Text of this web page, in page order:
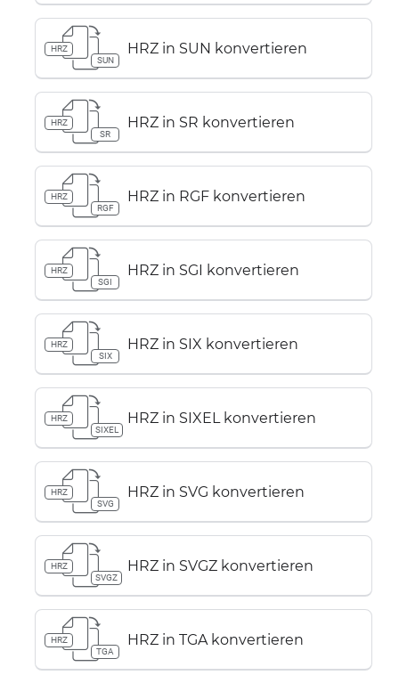
HRZ
SUN
HRZ in SUN konvertieren
HRZ
SR
HRZ in SR konvertieren
HRZ
RGF
HRZ in RGF konvertieren
HRZ
SGI
HRZ in SGI konvertieren
HRZ
SIX
HRZ in SIX konvertieren
HRZ
SIXEL
HRZ in SIXEL konvertieren
HRZ
SVG
HRZ in SVG konvertieren
HRZ
SVGZ
HRZ in SVGZ konvertieren
HRZ
TGA
HRZ in TGA konvertieren